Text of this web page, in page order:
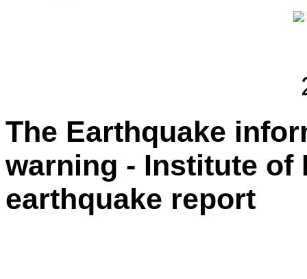
The Earthquake
warning - Institute of
earthquake report